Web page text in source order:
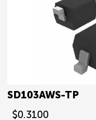
SD103AWS-TP
$0.3100